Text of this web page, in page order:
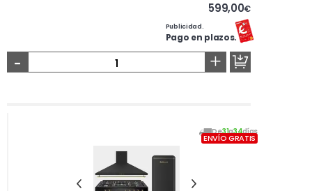
599,00€
Publicidad.
Pago en plazos.
- +
De31a34días
ENVÍO GRATIS